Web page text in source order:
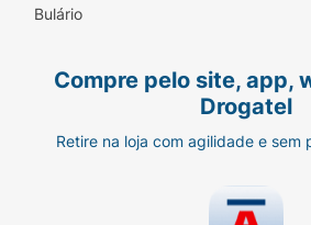
barbecue ou acompanhando
seu estoque de diversão!
Marca:Ruffles (PepsiCo).
Bulário
Compre pelo site, app,
Drogatel
Retire na loja com agilidade e sem